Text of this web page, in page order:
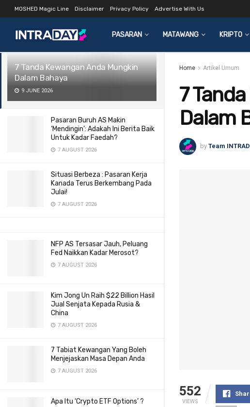
LATEST TRENDING Filter
7 Tanda Kewangan Anda Mungkin
Dalam Bahaya
9 JUNE 2026
Pasaran Buruh AS Makin
‘Mendingin’: Adakah Ini Berita Baik
Untuk Kadar Faedah?
7 AUGUST 2026
Situasi Berbeza : Pasaran Kerja
Kanada Terus Berkembang Pada
Julai!
7 AUGUST 2026
NFP AS Tersasar Jauh, Peluang
Fed Naikkan Kadar Merosot?
7 AUGUST 2026
Kim Jong Un Raih $22 Billion Hasil
Jual Senjata Kepada Rusia &
China
7 AUGUST 2026
7 Tabiat Kewangan Yang Boleh
Menjejaskan Masa Depan Anda
7 AUGUST 2026
Apa Itu ‘Crypto ETF Options’ ?
MOSHED Magic Line Disclaimer Privacy Policy Advertise With Us
PASARAN MATAWANG KRIPTO
Home Artikel Umum
7
Dalam
by Team
552
VIEWS